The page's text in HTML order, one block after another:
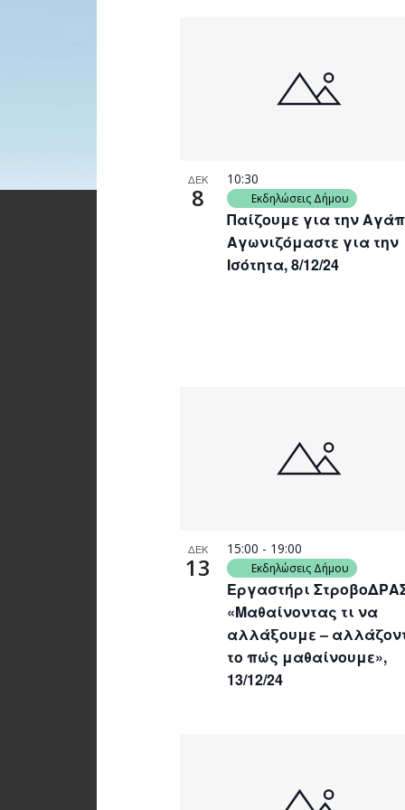
ΔΕΚ
8
Παίζουμε για την
Αγωνιζόμαστε για την
Ισότητα, 8/12/24
10:30
Εκδηλώσεις Δήμου
ΔΕΚ
13
Εργαστήρι
«Μαθαίνοντας τι να
αλλάξουμε –
το πώς μαθαίνουμε»,
13/12/24
15:00 - 19:00
Εκδηλώσεις Δήμου